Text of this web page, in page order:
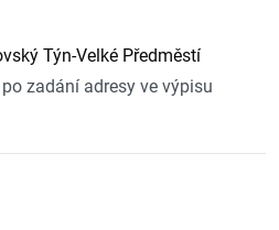
Týn-Velké Předměstí
zadání adresy ve výpisu